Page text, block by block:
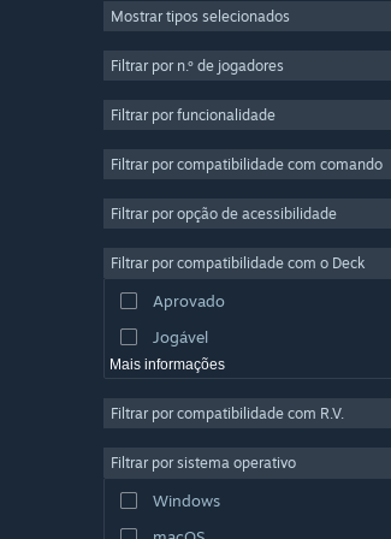
Multijogador em Massa
Casual
Simulação
Produção de Vídeo
Edição de Fotografias
Mostrar tipos selecionados
Filtrar por n.º de jogadores
Filtrar por funcionalidade
Filtrar por compatibilidade com comando
Filtrar por opção de acessibilidade
Filtrar por compatibilidade com o Deck
Aprovado
Jogável
Mais informações
Filtrar por compatibilidade com R.V.
Filtrar por sistema operativo
Windows